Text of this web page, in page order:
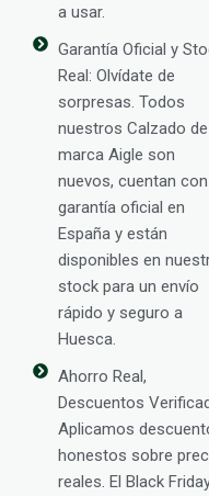
a usar.
Garantía Oficial y
Real: Olvídate de
sorpresas. Todos
nuestros Calzado
marca Aigle son
nuevos, cuentan con
garantía oficial en
España y están
disponibles en
stock para un envío
rápido y seguro a
Huesca.
Ahorro Real,
Descuentos
Aplicamos
honestos sobre
reales. El Black